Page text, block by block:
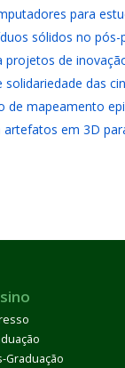
para
sólidos no pós-
de
das
mapeamento
em 3D
Graduação